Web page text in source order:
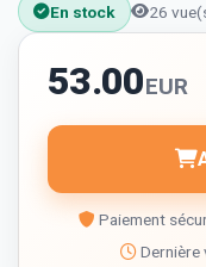
En stock 26
53.00EUR
Paiement